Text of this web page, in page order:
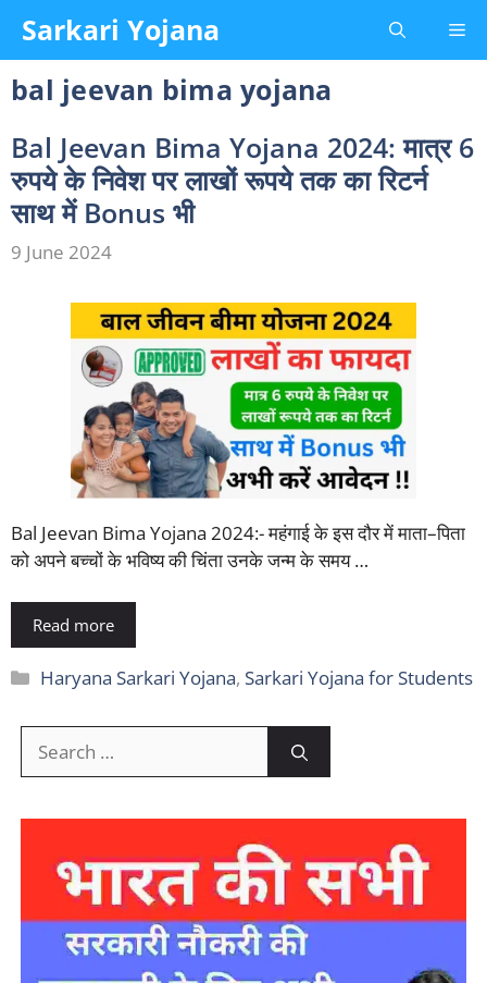
content
Sarkari Yojana
bal jeevan bima yojana
Bal Jeevan Bima Yojana 2024: मात्र 6
रुपये के निवेश पर लाखों रूपये तक का रिटर्न
साथ में Bonus भी
9 June 2024
Bal Jeevan Bima Yojana 2024:- महंगाई के इस दौर में माता–पिता
को अपने बच्चों के भविष्य की चिंता उनके जन्म के समय …
Read more
Categories
Haryana Sarkari Yojana, Sarkari Yojana for Students
for: